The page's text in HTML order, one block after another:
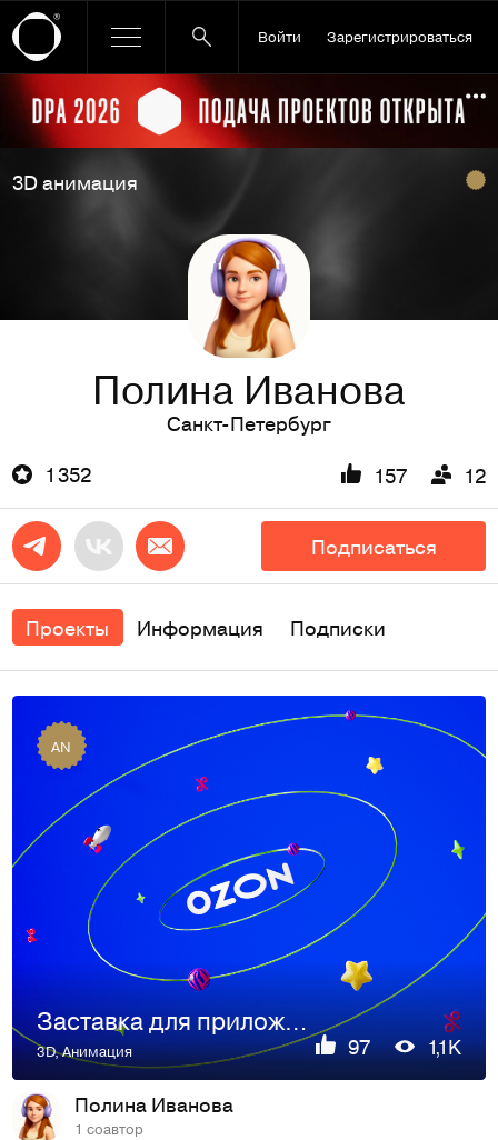
Войти Зарегистрироваться
Ссылка баннера
3D анимация
Полина Иванова
Санкт-Петербург
1 352
157 12
Подписаться
Проекты Информация Подписки
AN
Заставка для приложения Ozon
3D,Анимация 97 1,1K
Полина Иванова
1 соавтор